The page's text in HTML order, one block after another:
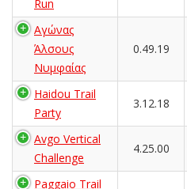
Run
Αγώνας
Άλσους
Νυμφαίας
0.49.19
Haidou Trail
Party
3.12.18
Avgo Vertical
Challenge
4.25.00
Paggaio Trail